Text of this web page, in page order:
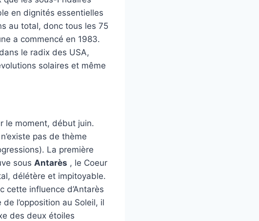
en dignités essentielles
au total, donc tous les 75
a commencé en 1983.
le radix des USA,
solaires et même
le moment, début juin.
pas de thème
La première
sous Antarès , le Coeur
délétère et impitoyable.
cette influence d’Antarès
l’opposition au Soleil, il
des deux étoiles